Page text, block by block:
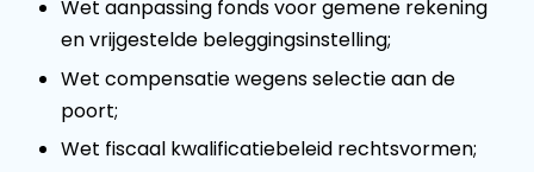
Wet aanpassing fonds voor gemene rekening
en vrijgestelde beleggingsinstelling;
Wet compensatie wegens selectie aan de
poort;
Wet fiscaal kwalificatiebeleid rechtsvormen;